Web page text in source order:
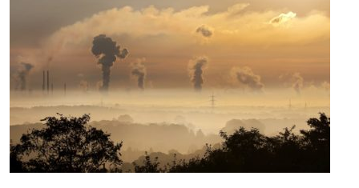
ECONOMISTS FOR FUTURE
DEUTSCHLAND